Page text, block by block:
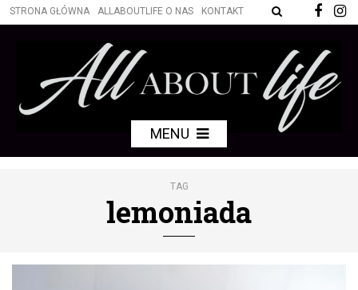
STRONA GŁÓWNA ALLABOUTLIFE O NAS KONTAKT
MENU
TAG
lemoniada